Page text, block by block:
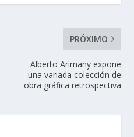
PRÓXIMO
Alberto Arimany expone
una variada colección de
obra gráfica retrospectiva